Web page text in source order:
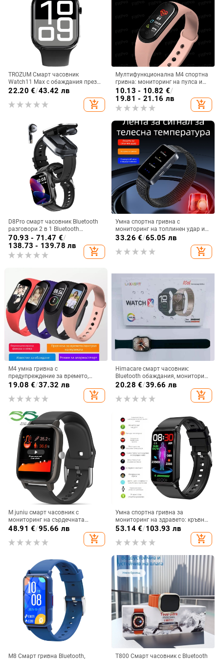
TROZUM Смарт часовник
Watch11 Max с обаждания през
Bluetooth, измерване на сърдечен
ритъм, крачкомер, проследяване
на съня, Android съвместим
22.20 €/43.42 лв
add_shopping_cart
Мултифункционална M4 спортна
гривна: мониторинг на пулса и
кръвното налягане, анализ на
съня, отчитане на стъпки, живот
на батерията 7–14 дни
10.13 - 10.82 €/
19.81 - 21.16 лв
add_shopping_cart
D8Pro смарт часовник Bluetooth
разговори 2 в 1 Bluetooth
слушалки 2"
70.93 - 71.47 €/
138.73 - 139.78 лв
add_shopping_cart
Умна спортна гривна с
мониторинг на топлинен удар и
телесна температура, силиконов
ремък, TFT дисплей, живот на
батерията до 21 дни
33.26 €/65.05 лв
add_shopping_cart
M4 умна гривна с
предупреждение за времето,
аларма, крачкомер, Bluetooth,
Android съвместим, живот на
батерията 7–14 дни
19.08 €/37.32 лв
add_shopping_cart
Himacare смарт часовник:
Bluetooth обаждания, мониторинг
на сърдечния ритъм, следене на
съня, крачкомер, безжично
зареждане
20.28 €/39.66 лв
add_shopping_cart
M juniu смарт часовник с
мониторинг на сърдечната
честота, телесна температура,
кръвно налягане, следене на съня
и крачкомер (мониторинг на
следене на съня, крачкомер)
48.91 €/95.66 лв
add_shopping_cart
Умна спортна гривна за
мониторинг на здравето: кръвна
захар, кислород в кръвта,
динамично кръвно налягане,
пикочна киселина и телесна
53.14€/103.93 лв
add_shopping_cart
M8 Смарт гривна Bluetooth,
T800 Смарт часовник с Bluetooth